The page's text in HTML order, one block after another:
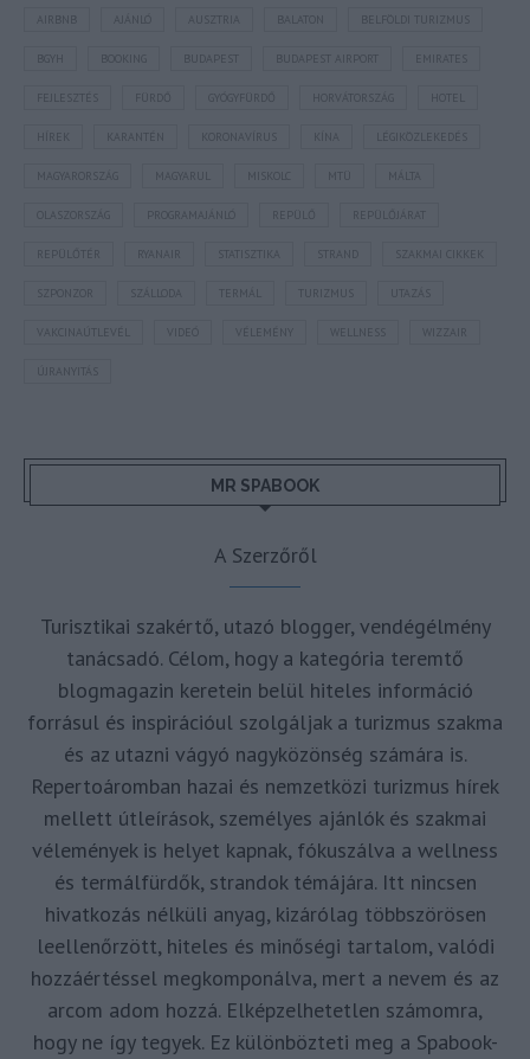
AUSZTRIA BALATON BELFÖLDI TURIZMUS
BUDAPEST BUDAPEST AIRPORT EMIRATES
FEJLESZTÉS HORVÁTORSZÁG HOTEL
KARANTÉN LÉGIKÖZLEKEDÉS
MAGYARORSZÁG MTÜ MÁLTA
OLASZORSZÁG REPÜLŐJÁRAT
REPÜLŐTÉR STATISZTIKA STRAND SZAKMAI CIKKEK
SZPONZOR SZÁLLODA TERMÁL TURIZMUS UTAZÁS
VAKCINAÚTLEVÉL WIZZAIR
ÚJRANYITÁS
MR SPABOOK
A Szerzőről
Turisztikai szakértő, utazó blogger, vendégélmény
tanácsadó. Célom, hogy a kategória teremtő
blogmagazin keretein belül hiteles információ
forrásul és inspirációul szolgáljak a turizmus szakma
és az utazni vágyó nagyközönség számára is.
Repertoáromban hazai és nemzetközi turizmus hírek
mellett útleírások, személyes ajánlók és szakmai
vélemények is helyet kapnak, fókuszálva a wellness
és termálfürdők, strandok témájára. Itt nincsen
hivatkozás nélküli anyag, kizárólag többszörösen
leellenőrzött, hiteles és minőségi tartalom, valódi
hozzáértéssel megkomponálva, mert a nevem és az
arcom adom hozzá. Elképzelhetetlen számomra,
hogy ne így tegyek. Ez különbözteti meg a Spabook-